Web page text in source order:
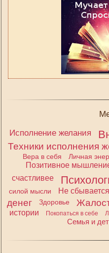
Исполнение желания
Техники исполнения
Вера в себя Личная
Позитивное
счастливее
силой мысли
Не сбывается
денег
Здоровье
истории
Покопаться в себе
Семья и